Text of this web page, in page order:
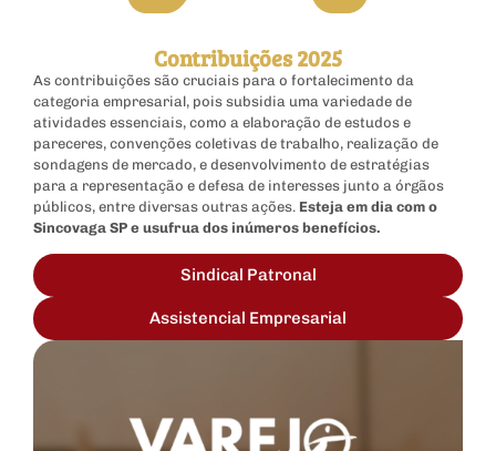
Contribuições 2025
As contribuições são cruciais para o fortalecimento da
categoria empresarial, pois subsidia uma variedade de
atividades essenciais, como a elaboração de estudos e
pareceres, convenções coletivas de trabalho, realização de
sondagens de mercado, e desenvolvimento de estratégias
para a representação e defesa de interesses junto a órgãos
públicos, entre diversas outras ações. Esteja em dia com o
Sincovaga SP e usufrua dos inúmeros benefícios.
Sindical Patronal
Assistencial Empresarial